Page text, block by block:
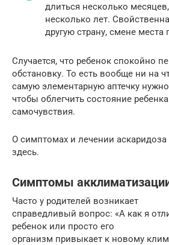
длиться несколько
несколько лет.
другую страну, смене места
Случается, что ребенок спокойно
обстановку. То есть вообще ни на
самую элементарную аптечку
чтобы облегчить состояние
самочувствия.
О симптомах и лечении аскаридоза
здесь.
Симптомы
Часто у родителей возникает
справедливый вопрос: «А как я
ребенок или просто его
организм привыкает к новому